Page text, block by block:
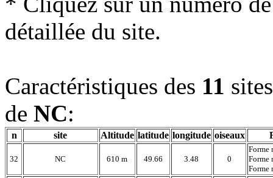
détaillée du site.
Caractéristiques des 11
de NC:
n site Altitude latitude longitude oiseaux
32 NC 610 m 49.66 3.48 0
Forme
Forme
Forme